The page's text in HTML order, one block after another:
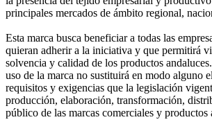
principales mercados de ámbito regional,
Esta marca busca beneficiar a todas las
quieran adherir a la iniciativa y que permitirá
solvencia y calidad de los productos
uso de la marca no sustituirá en modo alguno
requisitos y exigencias que la legislación
producción, elaboración, transformación,
público de las marcas comerciales y productos